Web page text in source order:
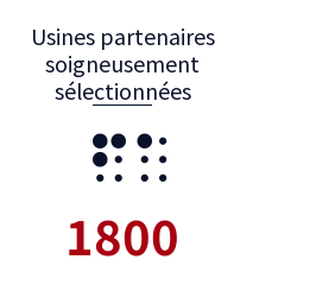
Usines partenaires
soigneusement
sélectionnées
1800